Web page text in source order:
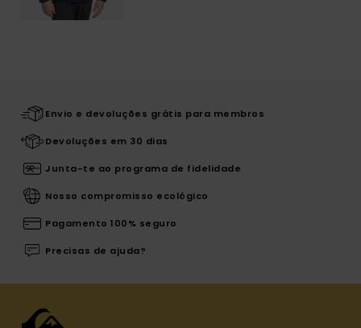
Envio e devoluções grátis para membros
Devoluções em 30 dias
Junta-te ao programa de fidelidade
Nosso compromisso ecológico
Pagamento 100% seguro
Precisas de ajuda?